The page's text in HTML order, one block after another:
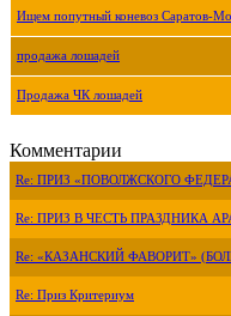
Ищем попутный коневоз Саратов-
продажа лошадей
Продажа ЧК лошадей
Комментарии
Re: ПРИЗ «ПОВОЛЖСКОГО
Re: ПРИЗ В ЧЕСТЬ ПРАЗДНИКА
Re: «КАЗАНСКИЙ ФАВОРИТ»
Re: Приз Критериум